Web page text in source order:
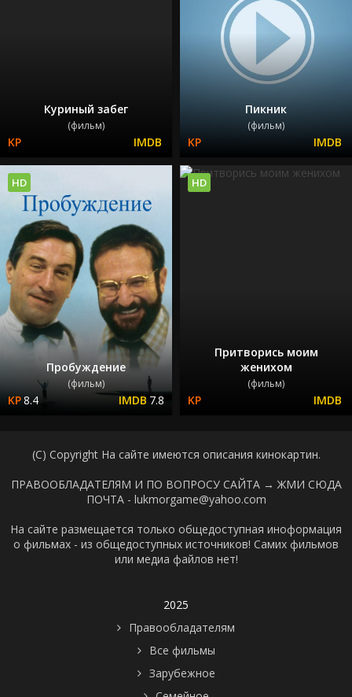
Куриный забег
(фильм)
Пикник
(фильм)
Пробуждение
(фильм)
8.4 7.8
HD
Притворись моим
женихом
(фильм)
HD
(C) Copyright На сайте имеются описания кинокартин.
ПРАВООБЛАДАТЕЛЯМ И ПО ВОПРОСУ САЙТА → ЖМИ СЮДА
ПОЧТА - lukmorgame@yahoo.com
На сайте размещается только общедоступная иноформация
о фильмах - из общедоступных источников! Самих фильмов
или медиа файлов нет!
2025
Правообладателям
Все фильмы
Зарубежное